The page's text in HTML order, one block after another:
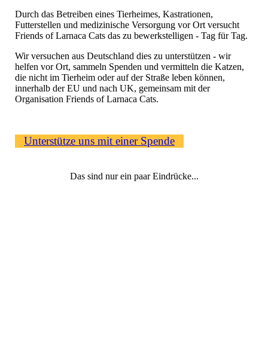
Durch das Betreiben eines Tierheimes, Kastrationen,
Futterstellen und medizinische Versorgung vor Ort versucht
Friends of Larnaca Cats das zu bewerkstelligen - Tag für Tag.
Wir versuchen aus Deutschland dies zu unterstützen - wir
helfen vor Ort, sammeln Spenden und vermitteln die Katzen,
die nicht im Tierheim oder auf der Straße leben können,
innerhalb der EU und nach UK, gemeinsam mit der
Organisation Friends of Larnaca Cats.
Unterstütze uns mit einer Spende
Das sind nur ein paar Eindrücke...